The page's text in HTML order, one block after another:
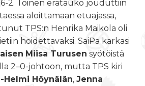
2. Toinen erätauko jouduttiin
aloittamaan etuajassa,
TPS:n Henrika Maikola oli
hoidettavaksi. SaiPa karkasi
Miisa Turusen syötöistä
2–0-johtoon, mutta TPS kiri
Helmi Höynälän, Jenna